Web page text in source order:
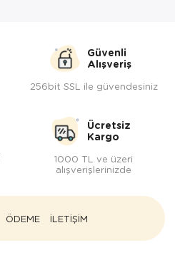
Güvenli
Alışveriş
256bit SSL ile güvendesiniz
Ücretsiz
Kargo
1000 TL ve üzeri
alışverişlerinizde
ÖDEME İLETİŞİM